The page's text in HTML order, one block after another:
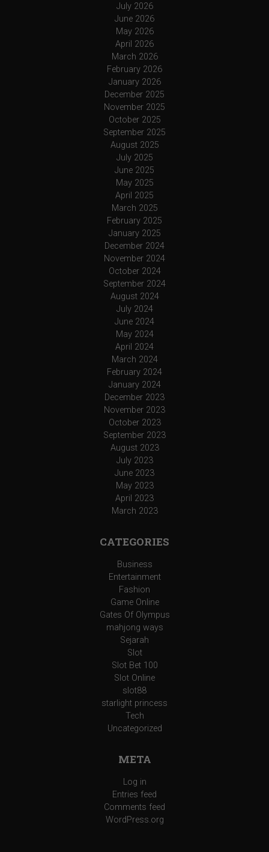
July 2026
June 2026
May 2026
April 2026
March 2026
February 2026
January 2026
December 2025
November 2025
October 2025
September 2025
August 2025
July 2025
June 2025
May 2025
April 2025
March 2025
February 2025
January 2025
December 2024
November 2024
October 2024
September 2024
August 2024
July 2024
June 2024
May 2024
April 2024
March 2024
February 2024
January 2024
December 2023
November 2023
October 2023
September 2023
August 2023
July 2023
June 2023
May 2023
April 2023
March 2023
CATEGORIES
Business
Entertainment
Fashion
Game Online
Gates Of Olympus
mahjong ways
Sejarah
Slot
Slot Bet 100
Slot Online
slot88
starlight princess
Tech
Uncategorized
META
Log in
Entries feed
Comments feed
WordPress.org